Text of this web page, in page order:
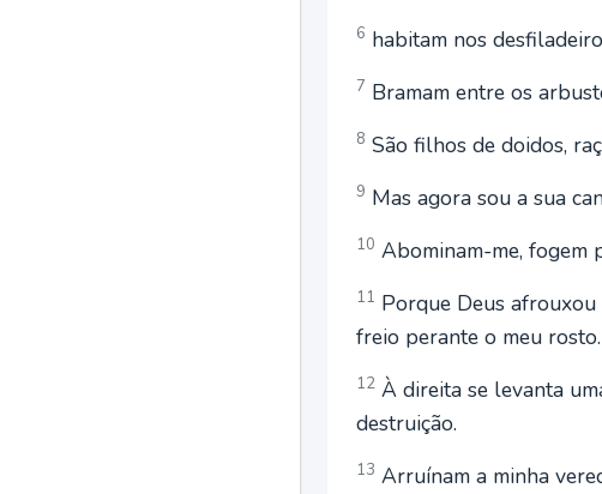
6 habitam nos
7 Bramam entre os
8 São filhos de doidos,
9 Mas agora sou a sua
10 Abominam-me, fogem
11 Porque Deus
freio perante o meu rosto.
12 À direita se levanta
destruição.
13 Arruínam a minha